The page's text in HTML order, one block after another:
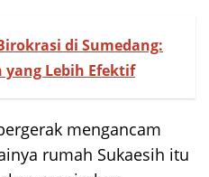
di Sumedang:
Lebih Efektif
mengancam
rumah Sukaesih itu